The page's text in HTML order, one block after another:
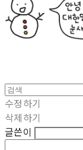
수정하기
삭제하기
글쓴이